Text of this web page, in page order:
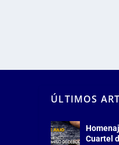
ÚLTIMOS
Cuartel